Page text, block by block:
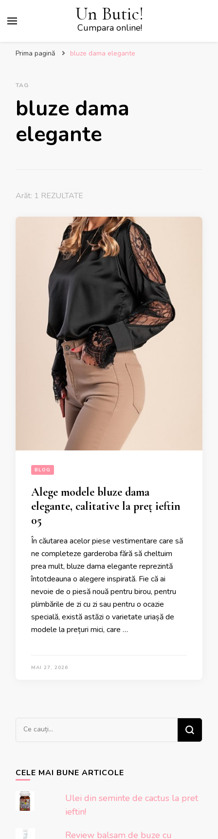
Un Butic!
Cumpara online!
Prima pagină bluze dama elegante
TAG
bluze dama
elegante
Arăt: 1 REZULTATE
BLOG
Alege modele bluze dama
elegante, calitative la preț ieftin
05
În căutarea acelor piese vestimentare care să
ne completeze garderoba fără să cheltuim
prea mult, bluze dama elegante reprezintă
întotdeauna o alegere inspirată. Fie că ai
nevoie de o piesă nouă pentru birou, pentru
plimbările de zi cu zi sau pentru o ocazie
specială, există astăzi o varietate uriașă de
modele la prețuri mici, care …
MAI 27, 2026
Cauți
ceva?
CELE MAI BUNE ARTICOLE
Ulei din seminte de cactus la pret
ieftin!
Review balsam de buze cu